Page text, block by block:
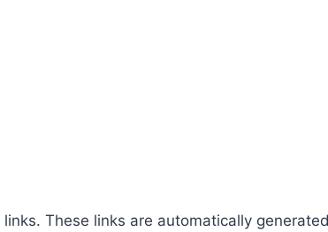
These links are automatically